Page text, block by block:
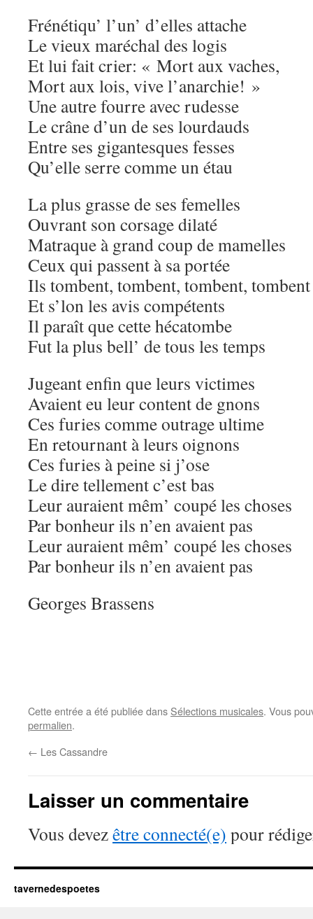
Frénétiqu’ l’un’ d’elles attache
Le vieux maréchal des logis
Et lui fait crier: « Mort aux vaches,
Mort aux lois, vive l’anarchie! »
Une autre fourre avec rudesse
Le crâne d’un de ses lourdauds
Entre ses gigantesques fesses
Qu’elle serre comme un étau
La plus grasse de ses femelles
Ouvrant son corsage dilaté
Matraque à grand coup de mamelles
Ceux qui passent à sa portée
Ils tombent, tombent, tombent, tombent
Et s’lon les avis compétents
Il paraît que cette hécatombe
Fut la plus bell’ de tous les temps
Jugeant enfin que leurs victimes
Avaient eu leur content de gnons
Ces furies comme outrage ultime
En retournant à leurs oignons
Ces furies à peine si j’ose
Le dire tellement c’est bas
Leur auraient mêm’ coupé les choses
Par bonheur ils n’en avaient pas
Leur auraient mêm’ coupé les choses
Par bonheur ils n’en avaient pas
Georges Brassens
Cette entrée a été publiée dans Sélections musicales. Vous
permalien.
← Les Cassandre
Laisser un commentaire
Vous devezêtre connecté(e) pour
tavernedespoetes